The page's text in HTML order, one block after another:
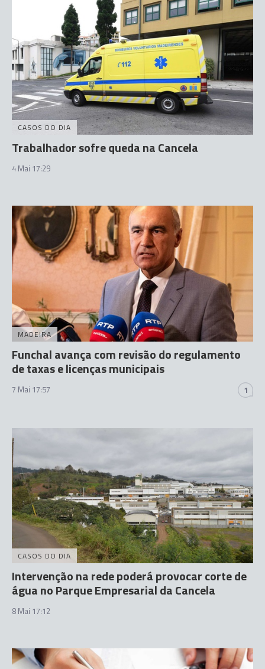
CASOS DO DIA
Trabalhador sofre queda na Cancela
4 Mai 17:29
MADEIRA
Funchal avança com revisão do regulamento
de taxas e licenças municipais
7 Mai 17:57 1
CASOS DO DIA
Intervenção na rede poderá provocar corte de
água no Parque Empresarial da Cancela
8 Mai 17:12